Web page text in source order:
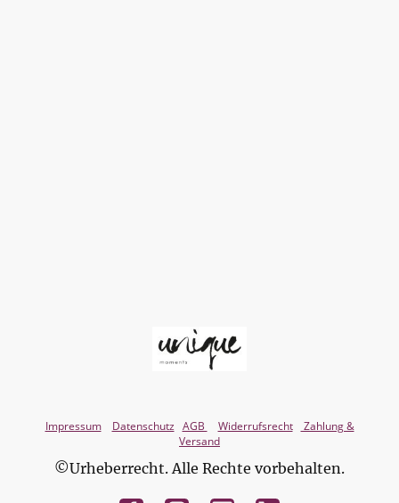
Impressum Datenschutz AGB Widerrufsrecht
Zahlung &
Versand
©Urheberrecht. Alle Rechte vorbehalten.